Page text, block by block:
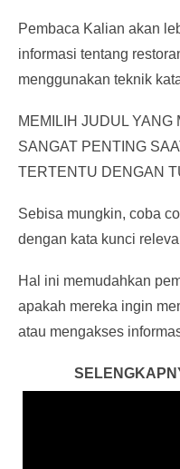
Pembaca Kalian akan
informasi tentang
menggunakan teknik
MEMILIH JUDUL
SANGAT PENTING
TERTENTU DENGAN
Sebisa mungkin, coba
dengan kata kunci
Hal ini memudahkan
apakah mereka ingin
atau mengakses